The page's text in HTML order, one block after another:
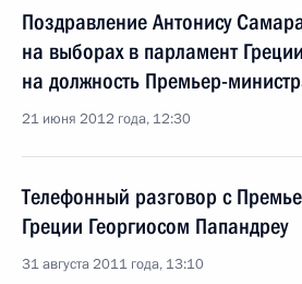
Поздравление Антонису
на выборах в парламент
на должность Премьер-
21 июня 2012 года, 12:30
Телефонный разговор с
Греции Георгиосом Папандреу
31 августа 2011 года, 13:10